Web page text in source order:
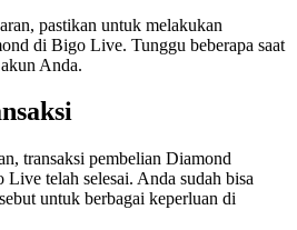
pastikan untuk melakukan
di Bigo Live. Tunggu beberapa saat
Anda.
transaksi pembelian Diamond
telah selesai. Anda sudah bisa
untuk berbagai keperluan di